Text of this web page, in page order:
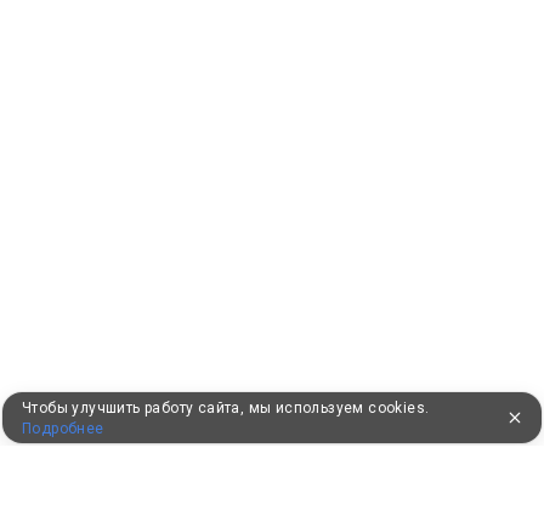
Чтобы улучшить работу сайта, мы используем cookies.
Подробнее